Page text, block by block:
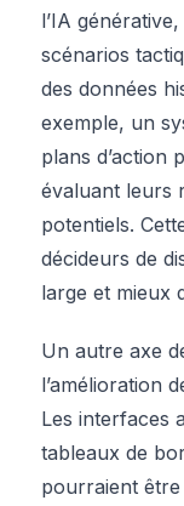
l’IA
scénarios
des données
exemple, un
plans d’action
évaluant leurs
potentiels.
décideurs de
large et mieux
Un autre axe
l’amélioration
Les interfaces
tableaux de
pourraient être